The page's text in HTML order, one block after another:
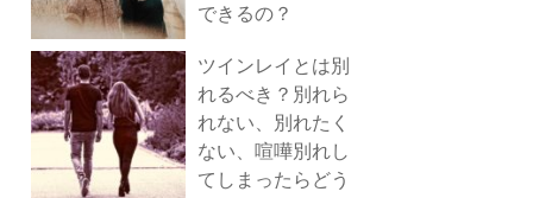
できるの？
ツインレイとは別
れるべき？別れら
れない、別れたく
ない、喧嘩別れし
てしまったらどう